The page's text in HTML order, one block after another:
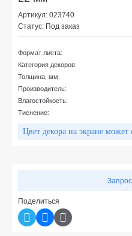
Артикул: 023740
Статус: Под заказ
Формат листа:
Категория декоров:
Толщина, мм:
Производитель:
Влагостойкость:
Тиснение:
Цвет декора на экране может
Поделиться